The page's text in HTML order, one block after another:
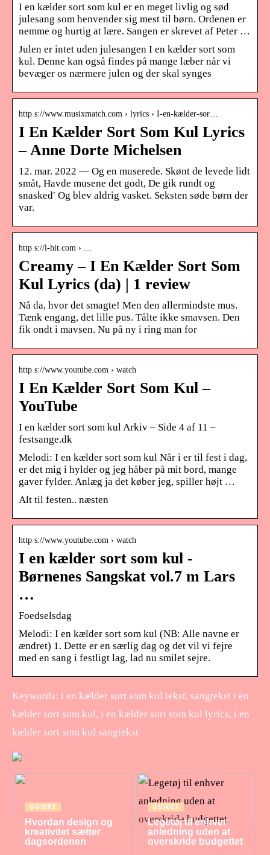
I en kælder sort som kul er en meget livlig og sød
julesang som henvender sig mest til børn. Ordenen er
nemme og hurtig at lære. Sangen er skrevet af Peter …
Julen er intet uden julesangen I en kælder sort som
kul. Denne kan også findes på mange læber når vi
bevæger os nærmere julen og der skal synges
http s://www.musixmatch.com › lyrics › I-en-kælder-sor…
I En Kælder Sort Som Kul Lyrics
– Anne Dorte Michelsen
12. mar. 2022 — Og en muserede. Skønt de levede lidt
småt, Havde musene det godt, De gik rundt og
snasked′ Og blev aldrig vasket. Seksten søde børn der
var.
http s://l-hit.com › …
Creamy – I En Kælder Sort Som
Kul Lyrics (da) | 1 review
Nå da, hvor det smagte! Men den allermindste mus.
Tænk engang, det lille pus. Tålte ikke smavsen. Den
fik ondt i mavsen. Nu på ny i ring man for
http s://www.youtube.com › watch
I En Kælder Sort Som Kul –
YouTube
I en kælder sort som kul Arkiv – Side 4 af 11 –
festsange.dk
Melodi: I en kælder sort som kul Når i er til fest i dag,
er det mig i hylder og jeg håber på mit bord, mange
gaver fylder. Anlæg ja det køber jeg, spiller højt …
Alt til festen.. næsten
http s://www.youtube.com › watch
I en kælder sort som kul -
Børnenes Sangskat vol.7 m Lars
…
Foedselsdag
Melodi: I en kælder sort som kul (NB: Alle navne er
ændret) 1. Dette er en særlig dag og det vil vi fejre
med en sang i festligt lag, lad nu smilet sejre.
Keywords: i en kælder sort som kul tekst, sangtekst i en
kælder sort som kul, i en kælder sort som kul lyrics, i en
kælder sort som kul sangtekst
GUIDES
Hvordan design og
kreativitet sætter
dagsordenen
GUIDES
Legetøj til enhver
anledning uden at
overskride budgettet